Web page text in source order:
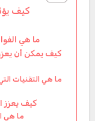
كيف
ما هي
كيف يمكن أن يعزز
ما هي التقنيات
كيف يعزز
ما هي